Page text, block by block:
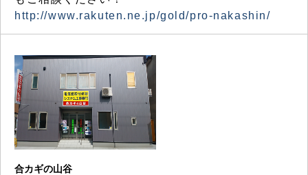
http://www.rakuten.ne.jp/gold/pro-nakashin/
合カギの山谷